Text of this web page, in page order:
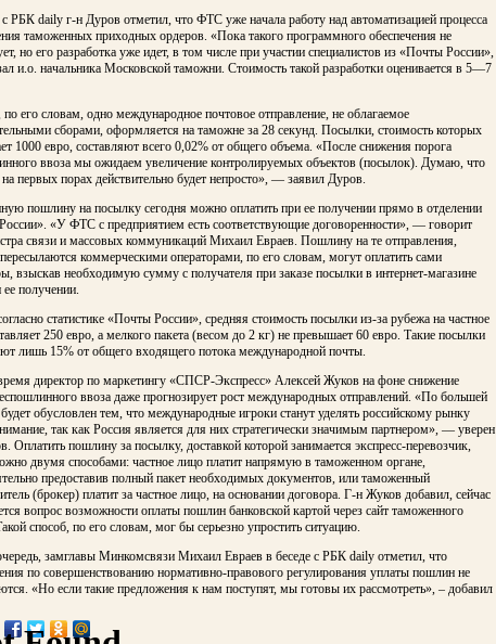
с РБК daily г-н Дуров отметил, что ФТС уже начала работу над автоматизацией процесса
таможенных приходных ордеров. «Пока такого программного обеспечения не
но его разработка уже идет, в том числе при участии специалистов из «Почты России»,
и.о. начальника Московской таможни. Стоимость такой разработки оценивается в 5—7
его словам, одно международное почтовое отправление, не облагаемое
сборами, оформляется на таможне за 28 секунд. Посылки, стоимость которых
1000 евро, составляют всего 0,02% от общего объема. «После снижения порога
ввоза мы ожидаем увеличение контролируемых объектов (посылок). Думаю, что
на первых порах действительно будет непросто», — заявил Дуров.
пошлину на посылку сегодня можно оплатить при ее получении прямо в отделении
«У ФТС с предприятием есть соответствующие договоренности», — говорит
связи и массовых коммуникаций Михаил Евраев. Пошлину на те отправления,
коммерческими операторами, по его словам, могут оплатить сами
взыскав необходимую сумму с получателя при заказе посылки в интернет-магазине
получении.
статистике «Почты России», средняя стоимость посылки из-за рубежа на частное
250 евро, а мелкого пакета (весом до 2 кг) не превышает 60 евро. Такие посылки
лишь 15% от общего входящего потока международной почты.
директор по маркетингу «СПСР-Экспресс» Алексей Жуков на фоне снижение
ввоза даже прогнозирует рост международных отправлений. «По большей
обусловлен тем, что международные игроки станут уделять российскому рынку
так как Россия является для них стратегически значимым партнером», — уверен
Оплатить пошлину за посылку, доставкой которой занимается экспресс-перевозчик,
двумя способами: частное лицо платит напрямую в таможенном органе,
предоставив полный пакет необходимых документов, или таможенный
(брокер) платит за частное лицо, на основании договора. Г-н Жуков добавил, сейчас
вопрос возможности оплаты пошлин банковской картой через сайт таможенного
способ, по его словам, мог бы серьезно упростить ситуацию.
замглавы Минкомсвязи Михаил Евраев в беседе с РБК daily отметил, что
по совершенствованию нормативно-правового регулирования уплаты пошлин не
«Но если такие предложения к нам поступят, мы готовы их рассмотреть», – добавил